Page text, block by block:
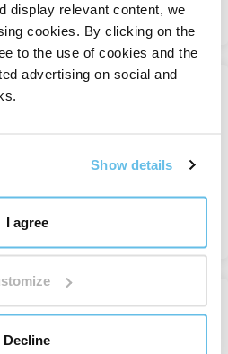
display relevant content, we
cookies. By clicking on the
to the use of cookies and the
advertising on social and
Show details
I agree
Decline
Vedere
Vedere
da pinoli
Oli essenziali singoli